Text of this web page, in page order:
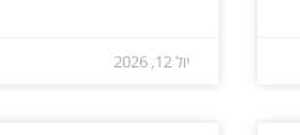
יול 12, 2026